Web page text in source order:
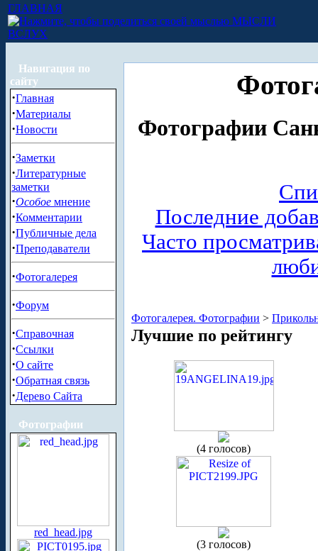
ГЛАВНАЯ
МЫСЛИ
ВСЛУХ
Навигация по
сайту
·Главная
·Материалы
·Новости
·Заметки
·Литературные
заметки
·Особое мнение
·Комментарии
·Публичные дела
·Преподаватели
·Фотогалерея
·Форум
·Справочная
·Ссылки
·О сайте
·Обратная связь
·Дерево Сайта
Фотографии
red_head.jpg
Фотографии
Последние
Часто
Фотогалерея. Фотографии >
Лучшие по рейтингу
(4 голосов)
(3 голосов)